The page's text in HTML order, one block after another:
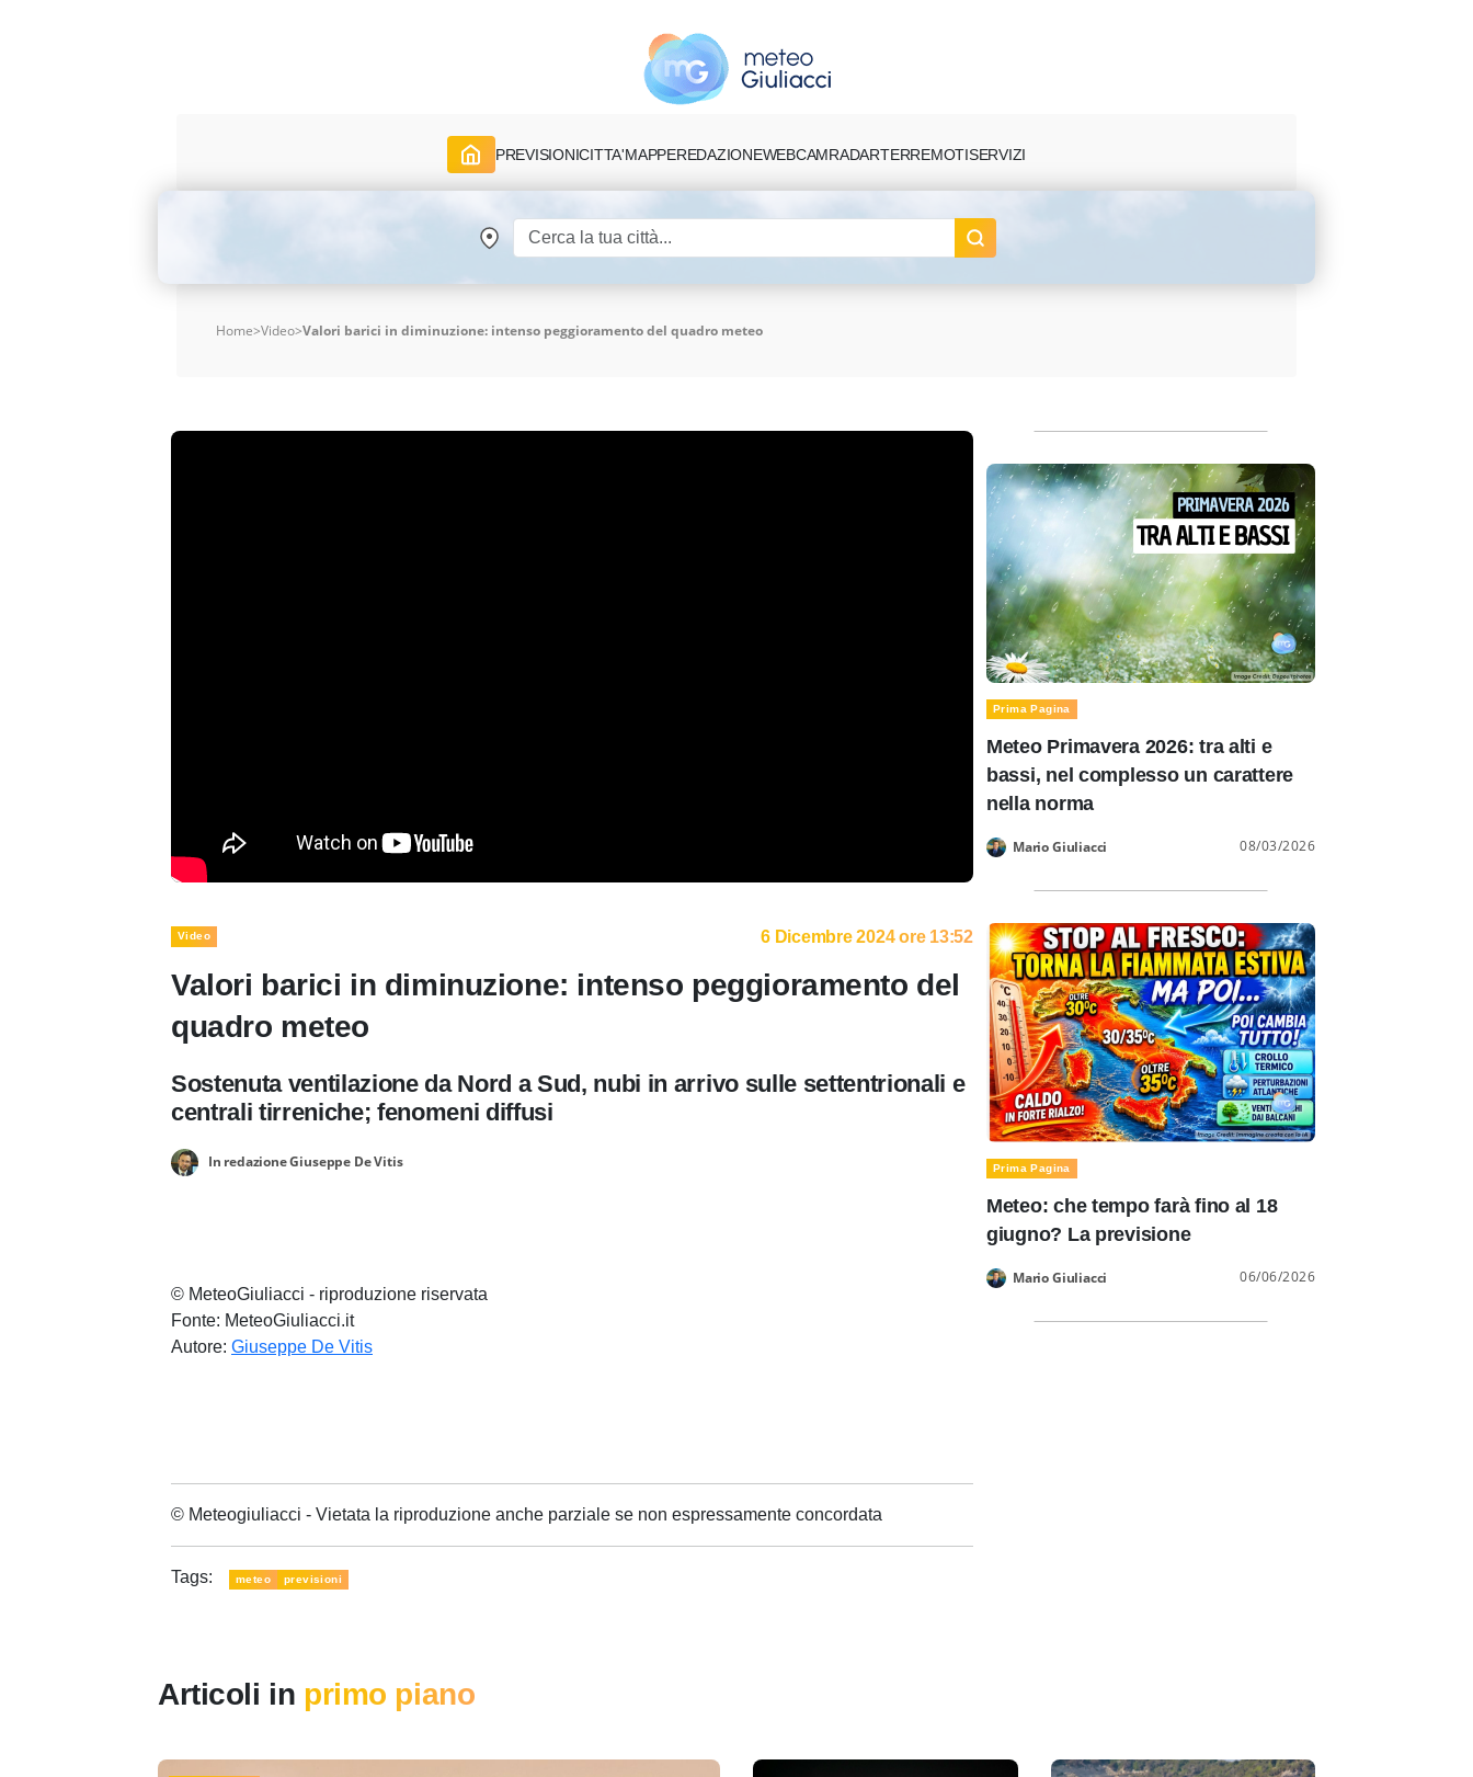
PREVISIONICITTA'MAPPEREDAZIONEWEBCAMRADARTERREMOTISERVIZI
Home>Video>Valori barici in diminuzione: intenso peggioramento del quadro meteo
Video 6 Dicembre 2024 ore 13:52
Valori barici in diminuzione: intenso peggioramento del
quadro meteo
Sostenuta ventilazione da Nord a Sud, nubi in arrivo sulle settentrionali e
centrali tirreniche; fenomeni diffusi
In redazione Giuseppe De Vitis
© MeteoGiuliacci - riproduzione riservata
Fonte: MeteoGiuliacci.it
Autore: Giuseppe De Vitis
© Meteogiuliacci - Vietata la riproduzione anche parziale se non espressamente concordata
Tags: meteo previsioni
Prima Pagina
Meteo Primavera 2026: tra alti e
bassi, nel complesso un carattere
nella norma
Mario Giuliacci 08/03/2026
Prima Pagina
Meteo: che tempo farà fino al 18
giugno? La previsione
Mario Giuliacci 06/06/2026
Articoli in primo piano